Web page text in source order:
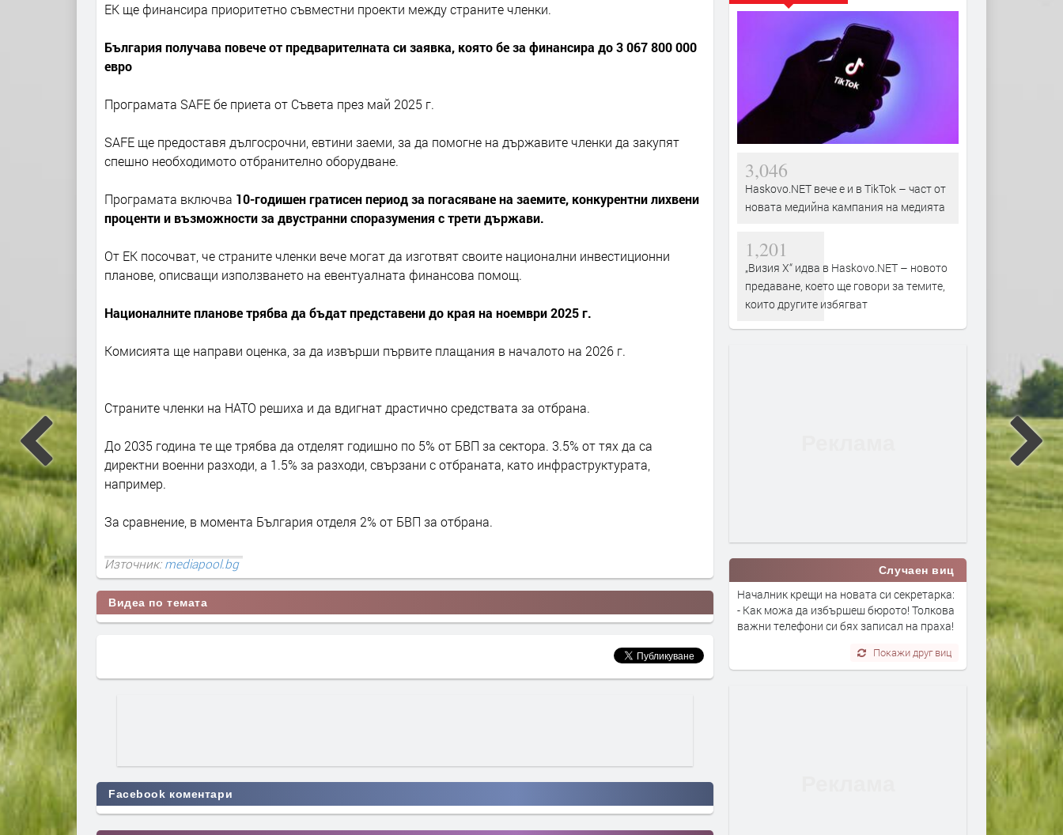
ЕК ще финансира приоритетно съвместни проекти между страните членки.
България получава повече от предварителната си заявка, която бе за финансира до 3 067 800 000
евро
Програмата SAFE бе приета от Съвета през май 2025 г.
SAFE ще предоставя дългосрочни, евтини заеми, за да помогне на държавите членки да закупят
спешно необходимото отбранително оборудване.
Програмата включва 10-годишен гратисен период за погасяване на заемите, конкурентни лихвени
проценти и възможности за двустранни споразумения с трети държави.
От ЕК посочват, че страните членки вече могат да изготвят своите национални инвестиционни
планове, описващи използването на евентуалната финансова помощ.
Националните планове трябва да бъдат представени до края на ноември 2025 г.
Комисията ще направи оценка, за да извърши първите плащания в началото на 2026 г.
Страните членки на НАТО решиха и да вдигнат драстично средствата за отбрана.
До 2035 година те ще трябва да отделят годишно по 5% от БВП за сектора. 3.5% от тях да са
директни военни разходи, а 1.5% за разходи, свързани с отбраната, като инфраструктурата,
например.
За сравнение, в момента България отделя 2% от БВП за отбрана.
Източник:mediapool.bg
Видеа по темата
Facebook коментари
3,046
Haskovo.NET вече е и в TikTok – част от
новата медийна кампания на медията
1,201
„Визия Х“ идва в Haskovo.NET – новото
предаване, което ще говори за темите,
които другите избягват
Случаен виц
Началник крещи на новата си секретарка:
- Как можа да избършеш бюрото! Толкова
важни телефони си бях записал на праха!
Покажи друг виц